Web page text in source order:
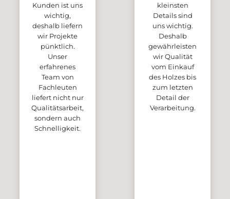
Kunden ist uns
wichtig,
deshalb liefern
wir Projekte
pünktlich.
Unser
erfahrenes
Team von
Fachleuten
liefert nicht nur
Qualitätsarbeit,
sondern auch
Schnelligkeit.
kleinsten
Details sind
uns wichtig.
Deshalb
gewährleisten
wir Qualität
vom Einkauf
des Holzes bis
zum letzten
Detail der
Verarbeitung.